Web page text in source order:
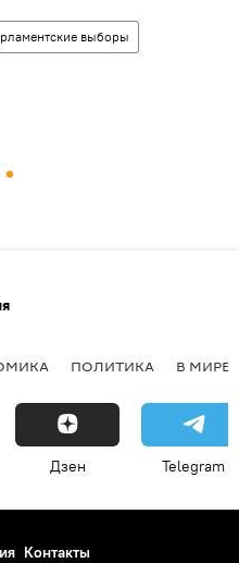
выборы
ПОЛИТИКА В МИРЕ
Дзен Telegram
Контакты